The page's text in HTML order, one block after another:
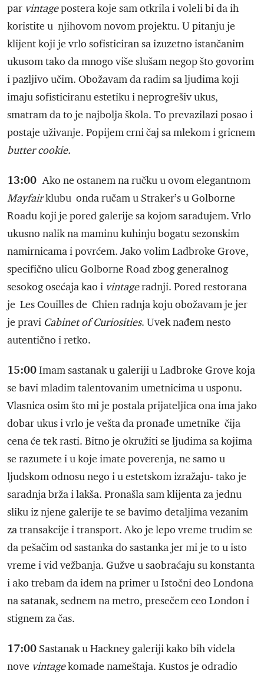
par vintagepostera koje sam otkrila i voleli bi da ih
koristite u njihovom novom projektu. U pitanju je
klijent koji je vrlo sofisticiran sa izuzetno istančanim
ukusom tako da mnogo više slušam negop što govorim
i pazljivo učim. Obožavam da radim sa ljudima koji
imaju sofisticiranu estetiku i neprogrešiv ukus,
smatram da to je najbolja škola. To prevazilazi posao i
postaje uživanje. Popijem crni čaj sa mlekom i gricnem
butter cookie.
13:00 Ako ne ostanem na ručku u ovom elegantnom
Mayfairklubu onda ručam u Straker’s u Golborne
Roadu koji je pored galerije sa kojom sarađujem. Vrlo
ukusno nalik na maminu kuhinju bogatu sezonskim
namirnicama i povrćem. Jako volim Ladbroke Grove,
specifično ulicu Golborne Road zbog generalnog
sesokog osećaja kao i vintageradnji. Pored restorana
je Les Couilles de Chien radnja koju obožavam je jer
je pravi Cabinet of Curiosities. Uvek nađem nesto
autentično i retko.
15:00Imam sastanak u galeriji u Ladbroke Grove koja
se bavi mladim talentovanim umetnicima u usponu.
Vlasnica osim što mi je postala prijateljica ona ima jako
dobar ukus i vrlo je vešta da pronađe umetnike čija
cena će tek rasti. Bitno je okružiti se ljudima sa kojima
se razumete i u koje imate poverenja, ne samo u
ljudskom odnosu nego i u estetskom izražaju- tako je
saradnja brža i lakša. Pronašla sam klijenta za jednu
sliku iz njene galerije te se bavimo detaljima vezanim
za transakcije i transport. Ako je lepo vreme trudim se
da pešačim od sastanka do sastanka jer mi je to u isto
vreme i vid vežbanja. Gužve u saobraćaju su konstanta
i ako trebam da idem na primer u Istočni deo Londona
na satanak, sednem na metro, presečem ceo London i
stignem za čas.
17:00 Sastanak u Hackney galeriji kako bih videla
nove vintagekomade nameštaja. Kustos je odradio